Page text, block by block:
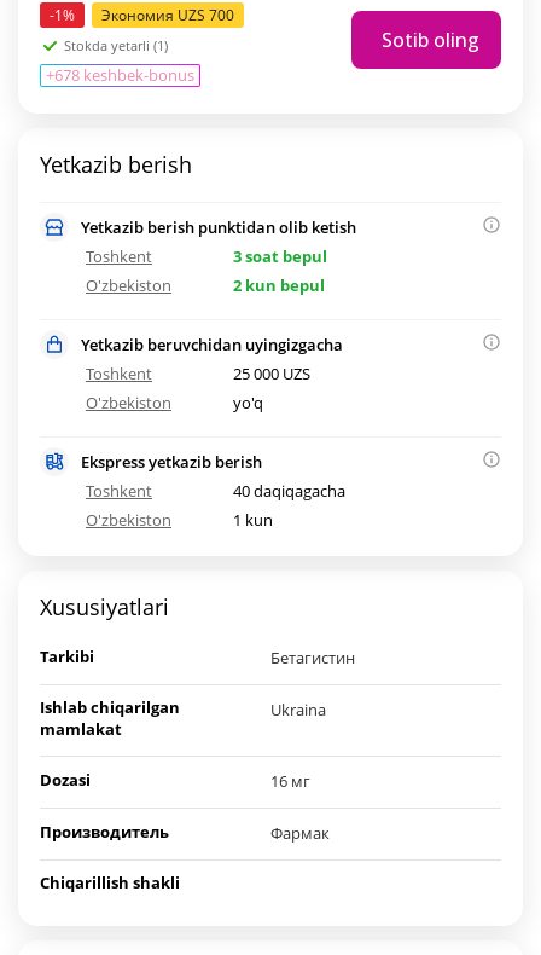
-1% Экономия UZS 700
Stokda yetarli (1)
+678 keshbek-bonus
Sotib oling
Yetkazib berish
Yetkazib berish punktidan olib ketish
Toshkent
3 soat bepul
O'zbekiston
2 kun bepul
Yetkazib beruvchidan uyingizgacha
Toshkent
25 000 UZS
O'zbekiston
yo'q
Ekspress yetkazib berish
Toshkent
40 daqiqagacha
O'zbekiston
1 kun
Xususiyatlari
Tarkibi Бетагистин
Ishlab chiqarilgan
mamlakat
Ukraina
Dozasi 16 мг
Производитель Фармак
Chiqarillish shakli